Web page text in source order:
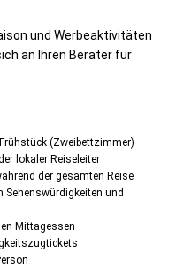
und Werbeaktivitäten
an Ihren Berater für
(Zweibettzimmer)
lokaler Reiseleiter
der gesamten Reise
und
Mittagessen